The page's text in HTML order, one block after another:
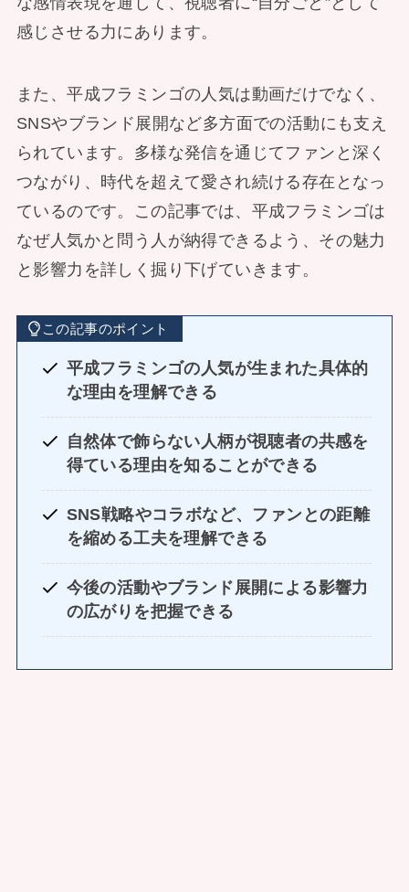
感じさせる力にあります。
また、平成フラミンゴの人気は動画だけでなく、
SNSやブランド展開など多方面での活動にも支え
られています。多様な発信を通じてファンと深く
つながり、時代を超えて愛され続ける存在となっ
ているのです。この記事では、平成フラミンゴは
なぜ人気かと問う人が納得できるよう、その魅力
と影響力を詳しく掘り下げていきます。
この記事のポイント
平成フラミンゴの人気が生まれた具体的
な理由を理解できる
自然体で飾らない人柄が視聴者の共感を
得ている理由を知ることができる
SNS戦略やコラボなど、ファンとの距離
を縮める工夫を理解できる
今後の活動やブランド展開による影響力
の広がりを把握できる